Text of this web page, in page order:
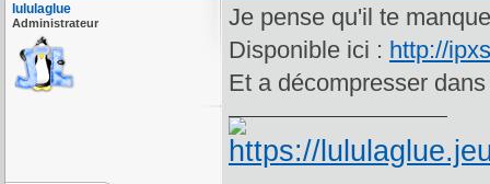
lululaglue
Administrateur
Je pense qu'il te
Disponible ici : http://
Et a décompresser